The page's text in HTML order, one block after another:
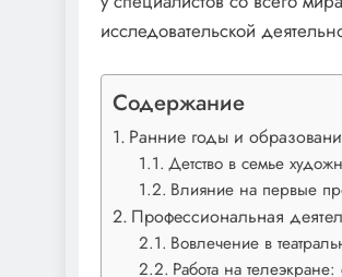
исследовательской
Содержание
Ранние годы и
Детство в семье
Влияние на первые
Профессиональная
Вовлечение в
Работа на